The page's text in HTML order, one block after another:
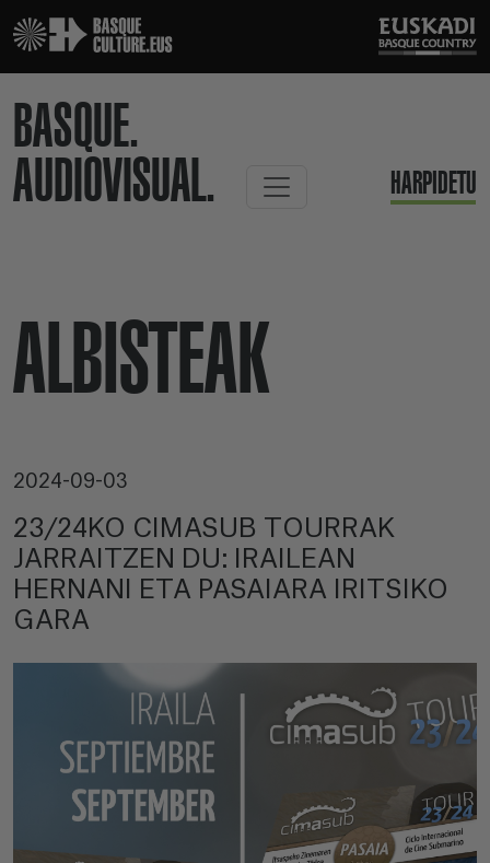
BASQUE.
AUDIOVISUAL.
HARPIDETU
ALBISTEAK
2024-09-03
23/24KO CIMASUB TOURRAK
JARRAITZEN DU: IRAILEAN
HERNANI ETA PASAIARA IRITSIKO
GARA